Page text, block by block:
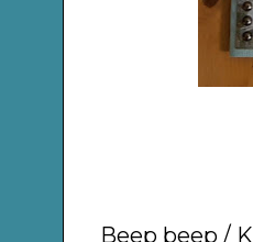
Beep beep / K